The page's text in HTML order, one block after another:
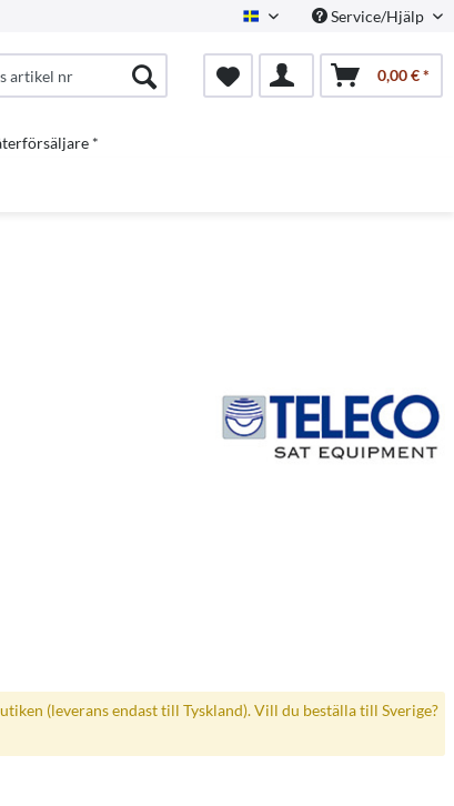
Swedish Service/Hjälp
0,00 € *
*
(leverans endast till Tyskland). Vill du beställa till Sverige?